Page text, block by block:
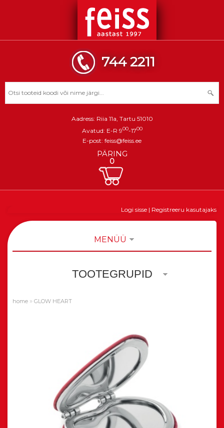
744 2211
Aadress: Riia 11a, Tartu 51010
Avatud: E-R 900-1700
E-post: feiss@feiss.ee
PÄRING
0
Logi sisse | Registreeru kasutajaks
MENÜÜ
TOOTEGRUPID
home » GLOW HEART